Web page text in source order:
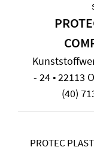
- 24 • 22113
(40)
PROTEC